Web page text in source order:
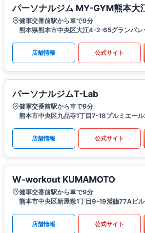
パーソナルジム MY-GYM熊本大
健軍交番前駅から車で9分
熊本県熊本市中央区大江4-2-65グランパレ
店舗情報 公式サイト
パーソナルジムT-Lab
健軍交番前駅から車で9分
熊本市中央区九品寺1丁目7-18プルミエー
店舗情報 公式サイト
W-workout KUMAMOTO
健軍交番前駅から車で9分
熊本市中央区新屋敷1丁目9-19濫觴77Aビ
店舗情報 公式サイト